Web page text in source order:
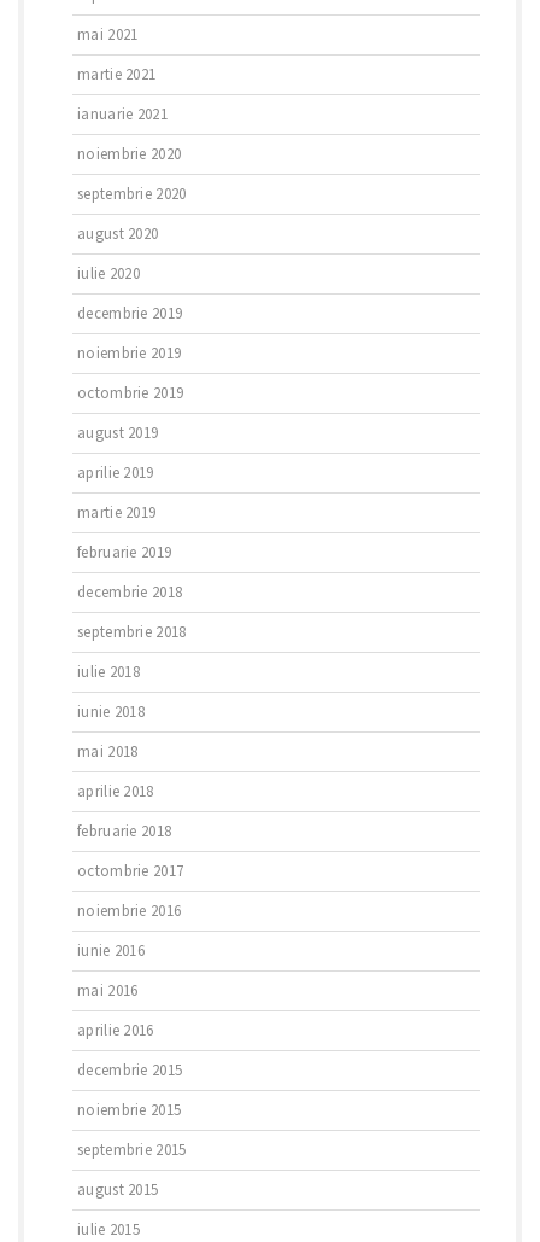
mai 2021
martie 2021
ianuarie 2021
noiembrie 2020
septembrie 2020
august 2020
iulie 2020
decembrie 2019
noiembrie 2019
octombrie 2019
august 2019
aprilie 2019
martie 2019
februarie 2019
decembrie 2018
septembrie 2018
iulie 2018
iunie 2018
mai 2018
aprilie 2018
februarie 2018
octombrie 2017
noiembrie 2016
iunie 2016
mai 2016
aprilie 2016
decembrie 2015
noiembrie 2015
septembrie 2015
august 2015
iulie 2015